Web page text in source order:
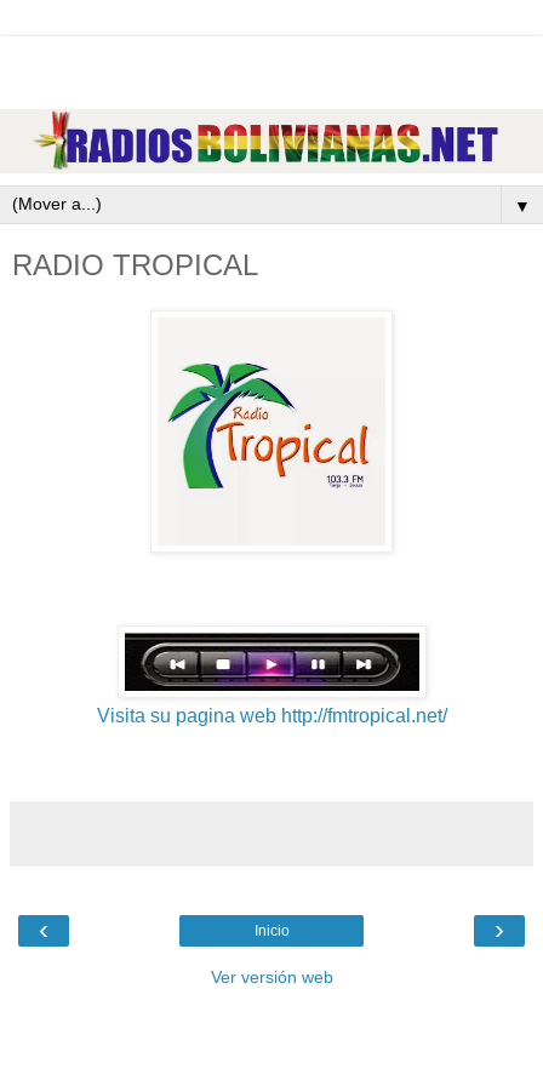
▼
RADIO TROPICAL
Visita su pagina web http://fmtropical.net/
‹ ›
Inicio
Ver versión web